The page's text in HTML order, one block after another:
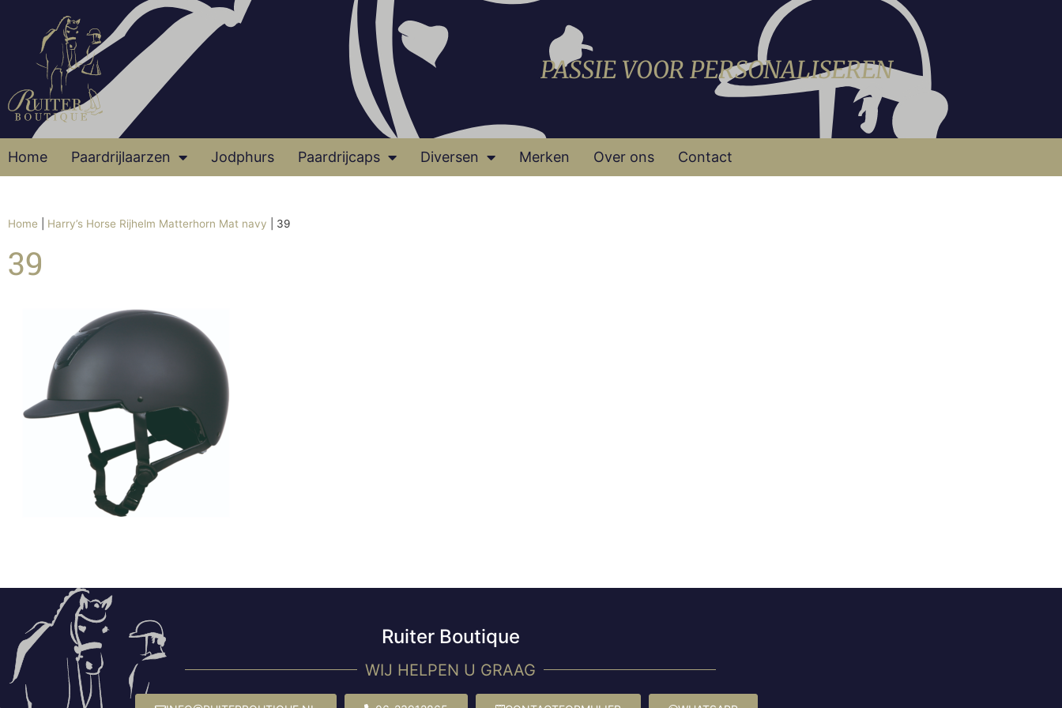
PASSIE VOOR PERSONALISEREN
Home Paardrijlaarzen Jodphurs Paardrijcaps Diversen Merken Over ons Contact
Home Harry’s Horse Rijhelm Matterhorn Mat navy 39
39
Ruiter Boutique
WIJ HELPEN U GRAAG